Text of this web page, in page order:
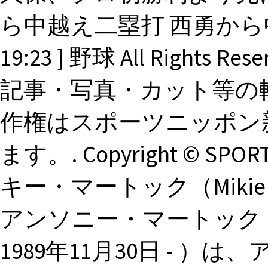
ら中越え二塁打 西勇か
19:23 ] 野球 All Rights
記事・写真・カット等
作権はスポーツニッポ
ます。. Copyright ©
キー・マートック（
アンソニー・マートック
1989年11月30日 - ）は